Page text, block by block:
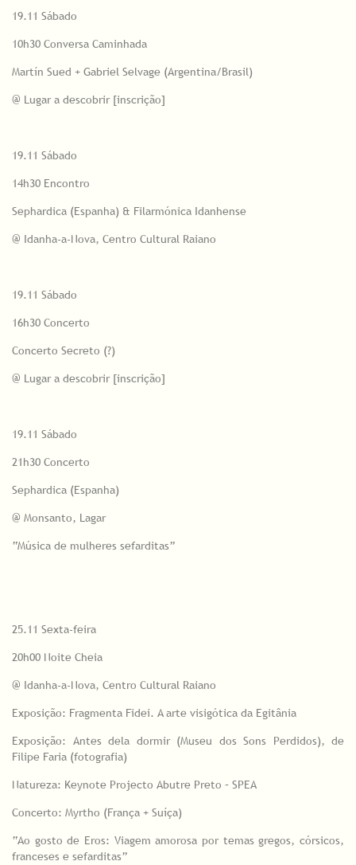
19.11 Sábado
10h30 Conversa Caminhada
Martín Sued + Gabriel Selvage (Argentina/Brasil)
@ Lugar a descobrir [inscrição]
19.11 Sábado
14h30 Encontro
Sephardica (Espanha) & Filarmónica Idanhense
@ Idanha-a-Nova, Centro Cultural Raiano
19.11 Sábado
16h30 Concerto
Concerto Secreto (?)
@ Lugar a descobrir [inscrição]
19.11 Sábado
21h30 Concerto
Sephardica (Espanha)
@ Monsanto, Lagar
“Música de mulheres sefarditas”
25.11 Sexta-feira
20h00 Noite Cheia
@ Idanha-a-Nova, Centro Cultural Raiano
Exposição: Fragmenta Fidei. A arte visigótica da Egitânia
Exposição: Antes dela dormir (Museu dos Sons Perdidos), de
Filipe Faria (fotografia)
Natureza: Keynote Projecto Abutre Preto – SPEA
Concerto: Myrtho (França + Suíça)
“Ao gosto de Eros: Viagem amorosa por temas gregos, córsicos,
franceses e sefarditas”